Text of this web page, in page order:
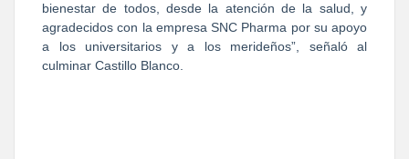
bienestar de todos, desde la atención de la salud, y
agradecidos con la empresa SNC Pharma por su apoyo
a los universitarios y a los merideños”, señaló al
culminar Castillo Blanco.